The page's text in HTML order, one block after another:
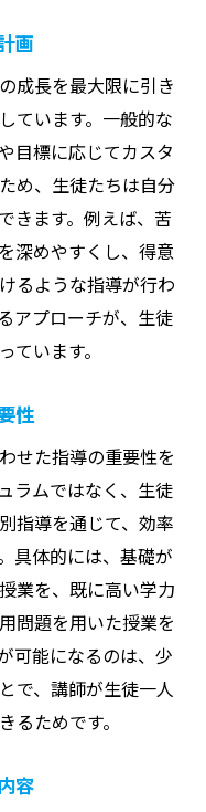
構築
た授業
プラン
ための工夫
に与える影響
クを活かした改
習法
ジュール
法
の鍛え方
のトレーニング
田無町の塾が誇る
法
画
成長を最大限に引き
ています。一般的な
目標に応じてカスタ
め、生徒たちは自分
きます。例えば、苦
深めやすくし、得意
るような指導が行わ
アプローチが、生徒
います。
性
せた指導の重要性を
ラムではなく、生徒
指導を通じて、効率
具体的には、基礎が
業を、既に高い学力
問題を用いた授業を
可能になるのは、少
で、講師が生徒一人
るためです。
容